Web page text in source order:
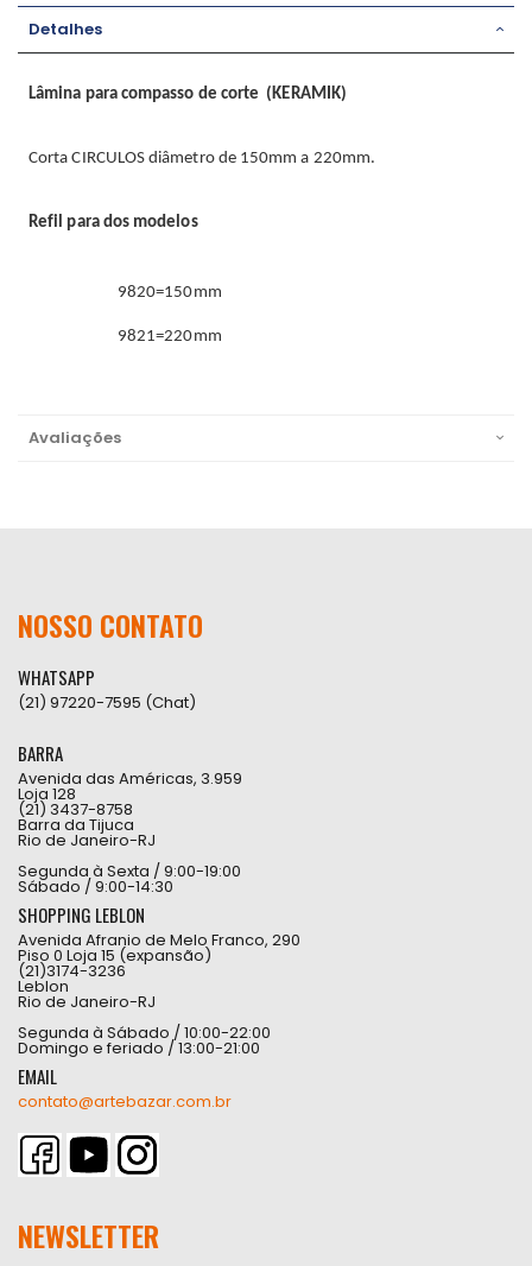
Detalhes
Lâmina para compasso de corte (KERAMIK)
Corta CIRCULOS diâmetro de 150mm a 220mm.
Refil para dos modelos
9820=150mm
9821=220mm
Avaliações
NOSSO CONTATO
WHATSAPP
(21) 97220-7595 (Chat)
BARRA
Avenida das Américas, 3.959
Loja 128
(21) 3437-8758
Barra da Tijuca
Rio de Janeiro-RJ
Segunda à Sexta / 9:00-19:00
Sábado / 9:00-14:30
SHOPPING LEBLON
Avenida Afranio de Melo Franco, 290
Piso 0 Loja 15 (expansão)
(21)3174-3236
Leblon
Rio de Janeiro-RJ
Segunda à Sábado / 10:00-22:00
Domingo e feriado / 13:00-21:00
EMAIL
contato@artebazar.com.br
NEWSLETTER